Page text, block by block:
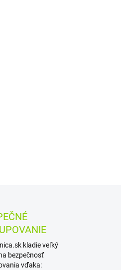
kladie veľký
bezpečnosť
vďaka: